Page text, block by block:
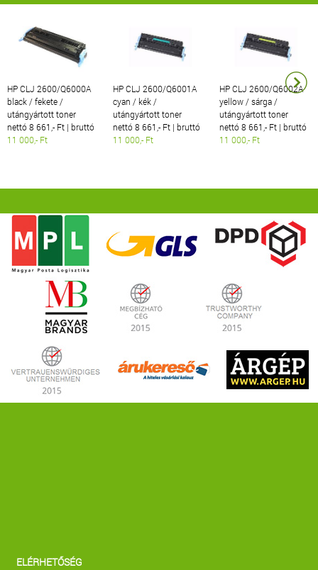
HP CLJ 2600/Q6000A
black / fekete /
utángyártott toner
nettó 8 661,- Ft | bruttó
11 000,- Ft
HP CLJ 2600/Q6001A
cyan / kék /
utángyártott toner
nettó 8 661,- Ft | bruttó
11 000,- Ft
HP CLJ 2600/Q6002A
yellow / sárga /
utángyártott toner
nettó 8 661,- Ft | bruttó
11 000,- Ft
ELÉRHETŐSÉG